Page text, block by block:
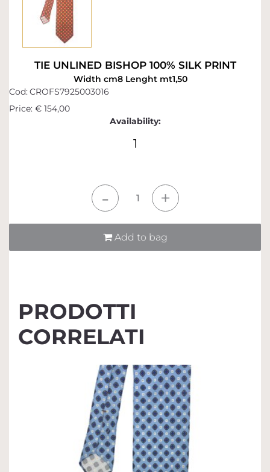
TIE UNLINED BISHOP 100% SILK PRINT
Width cm8 Lenght mt1,50
Cod:CROFS7925003016
Price: € 154,00
Availability:
1
Add to bag
PRODOTTI
CORRELATI